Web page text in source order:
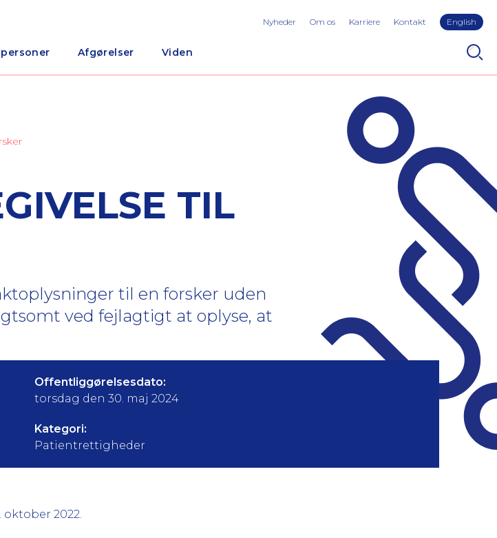
Afgørelser Viden
Nyheder Om os Karriere Kontakt English
TIL
til en forsker uden
ved fejlagtigt at oplyse, at
Offentliggørelsesdato:
torsdag den 30. maj 2024
Kategori:
Patientrettigheder
2022.